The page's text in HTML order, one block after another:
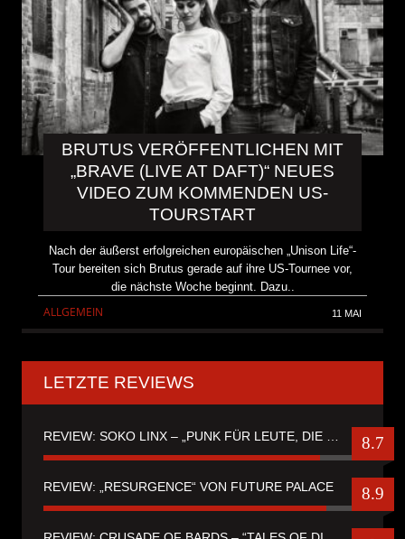
BRUTUS VERÖFFENTLICHEN MIT
„BRAVE (LIVE AT DAFT)“ NEUES
VIDEO ZUM KOMMENDEN US-
TOURSTART
Nach der äußerst erfolgreichen europäischen „Unison Life“-
Tour bereiten sich Brutus gerade auf ihre US-Tournee vor,
die nächste Woche beginnt. Dazu..
ALLGEMEIN 11 MAI
LETZTE REVIEWS
8.7
REVIEW: „RESURGENCE“ VON FUTURE PALACE 8.9